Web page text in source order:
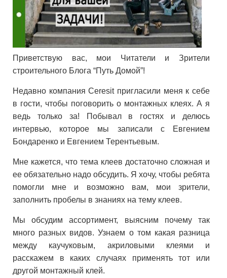
Приветствую вас, мои Читатели и Зрители
строительного Блога “Путь Домой”!
Недавно компания Ceresit пригласили меня к себе
в гости, чтобы поговорить о монтажных клеях. А я
ведь только за! Побывал в гостях и делюсь
интервью, которое мы записали с Евгением
Бондаренко и Евгением Терентьевым.
Мне кажется, что тема клеев достаточно сложная и
ее обязательно надо обсудить. Я хочу, чтобы ребята
помогли мне и возможно вам, мои зрители,
заполнить пробелы в знаниях на тему клеев.
Мы обсудим ассортимент, выясним почему так
много разных видов. Узнаем о том какая разница
между каучуковым, акриловыми клеями и
расскажем в каких случаях применять тот или
другой монтажный клей.